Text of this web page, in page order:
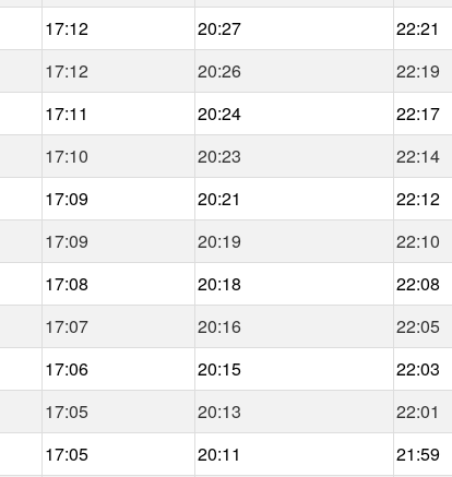
17:12 20:27
22:21
17:12 20:26
22:19
17:11 20:24
22:17
17:10 20:23
22:14
17:09 20:21
22:12
17:09 20:19
22:10
17:08 20:18
22:08
17:07 20:16
22:05
17:06 20:15
22:03
17:05 20:13
22:01
17:05 20:11
21:59